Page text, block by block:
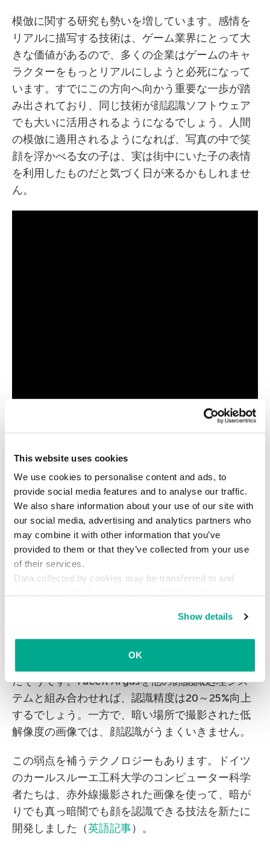
This website uses cookies
We use cookies to personalise content and ads, to
provide social media features and to analyse our traffic.
We also share information about your use of our site with
our social media, advertising and analytics partners who
may combine it with other information that you’ve
provided to them or that they’ve collected from your use
of their services.
Data collected by cookies may be transferred to and
Show details
OK
模倣に関する研究も勢いを増しています。感情を
リアルに描写する技術は、ゲーム業界にとって大
きな価値があるので、多くの企業はゲームのキャ
ラクターをもっとリアルにしようと必死になって
います。すでにこの方向へ向かう重要な一歩が踏
み出されており、同じ技術が顔認識ソフトウェア
でも大いに活用されるようになるでしょう。人間
の模倣に適用されるようになれば、写真の中で笑
顔を浮かべる女の子は、実は街中にいた子の表情
を利用したものだと気づく日が来るかもしれませ
ん。
3Dモデル以外に、別の観点でも研究が進んでいま
す。たとえば、Identixは顔認識用の生体認証技術
「FaceIt Argus」を開発しました（英語記事）。
この技術では、しわ、毛穴、傷跡といった肌質の
特徴を分析します。FaceIt Argusの開発者による
と、これまで顔認識ソフトウェアだけでは不可能
とされた一卵性双生児の識別が可能になるそうで
だそうです。FaceIt Argusを他の顔認識処理シス
テムと組み合わせれば、認識精度は20～25%向上
するでしょう。一方で、暗い場所で撮影された低
解像度の画像では、顔認識がうまくいきません。
この弱点を補うテクノロジーもあります。ドイツ
のカールスルーエ工科大学のコンピューター科学
者たちは、赤外線撮影された画像を使って、暗が
りでも真っ暗闇でも顔を認識できる技法を新たに
開発しました（英語記事）。